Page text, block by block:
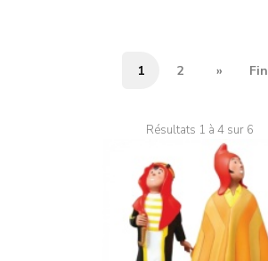
1 2 » Fin
Résultats 1 à 4 sur 6